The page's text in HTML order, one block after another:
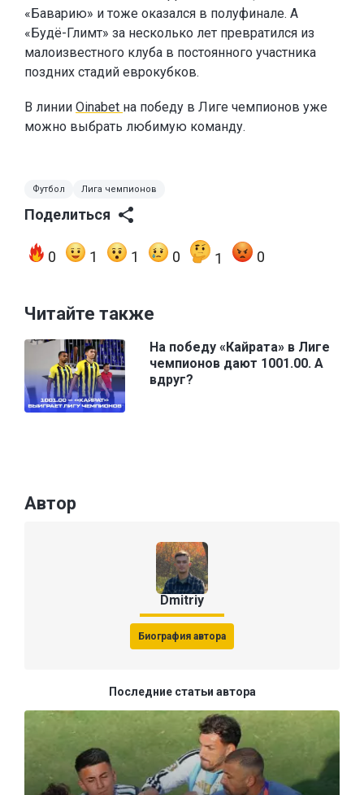
«Баварию» и тоже оказался в полуфинале. А
«Будё-Глимт» за несколько лет превратился из
малоизвестного клуба в постоянного участника
поздних стадий еврокубков.
В линии Oinabet на победу в Лиге чемпионов уже
можно выбрать любимую команду.
Футбол Лига чемпионов
Поделиться
0 1 1 0 1 0
Читайте также
На победу «Кайрата» в Лиге
чемпионов дают 1001.00. А
вдруг?
Автор
Dmitriy
Биография автора
Последние статьи автора